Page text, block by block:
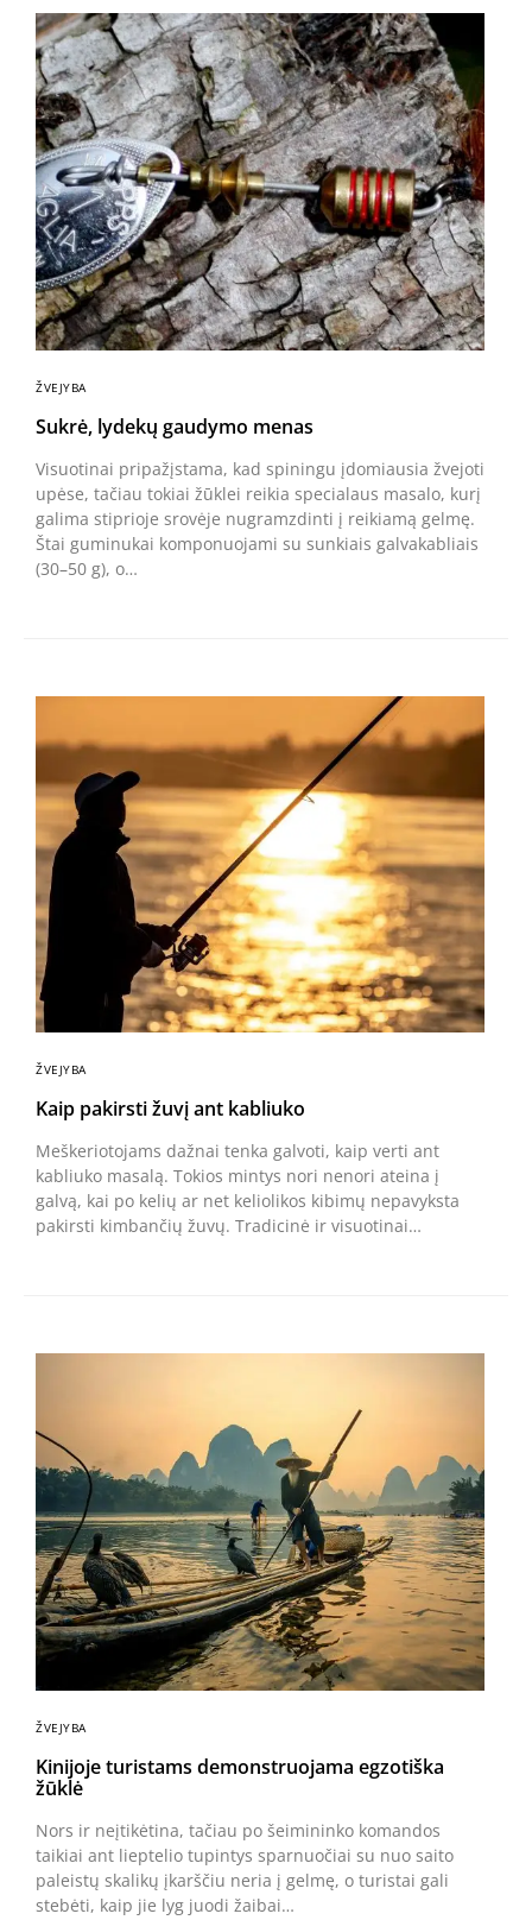
ŽVEJYBA
Sukrė, lydekų gaudymo menas
Visuotinai pripažįstama, kad spiningu įdomiausia žvejoti
upėse, tačiau tokiai žūklei reikia specialaus masalo, kurį
galima stiprioje srovėje nugramzdinti į reikiamą gelmę.
Štai guminukai komponuojami su sunkiais galvakabliais
(30–50 g), o…
ŽVEJYBA
Kaip pakirsti žuvį ant kabliuko
Meškeriotojams dažnai tenka galvoti, kaip verti ant
kabliuko masalą. Tokios mintys nori nenori ateina į
galvą, kai po kelių ar net keliolikos kibimų nepavyksta
pakirsti kimbančių žuvų. Tradicinė ir visuotinai…
ŽVEJYBA
Kinijoje turistams demonstruojama egzotiška
žūklė
Nors ir neįtikėtina, tačiau po šeimininko komandos
taikiai ant lieptelio tupintys sparnuočiai su nuo saito
paleistų skalikų įkarščiu neria į gelmę, o turistai gali
stebėti, kaip jie lyg juodi žaibai…